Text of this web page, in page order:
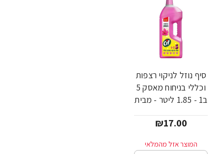
סיף נוזל לניקוי רצפות
וכללי בניחוח מאסק 5
ב1 - 1.85 ליטר - מבית
₪17.00